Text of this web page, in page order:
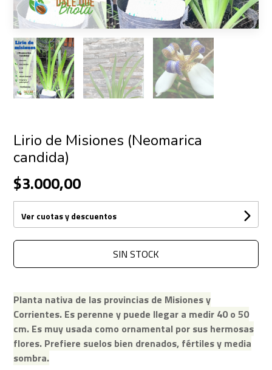
Lirio de Misiones (Neomarica
candida)
$3.000,00
Ver cuotas y descuentos
SIN STOCK
Planta nativa de las provincias de Misiones y
Corrientes. Es perenne y puede llegar a medir 40 o 50
cm. Es muy usada como ornamental por sus hermosas
flores. Prefiere suelos bien drenados, fértiles y media
sombra.